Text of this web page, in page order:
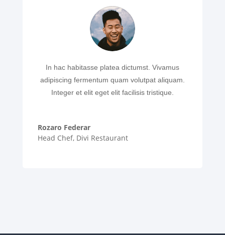
In hac habitasse platea dictumst. Vivamus
adipiscing fermentum quam volutpat aliquam.
Integer et elit eget elit facilisis tristique.
Rozaro Federar
Head Chef, Divi Restaurant